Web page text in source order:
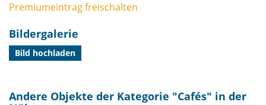
Premiumeintrag freischalten
Bildergalerie
Bild hochladen
Andere Objekte der Kategorie "Cafés" in der